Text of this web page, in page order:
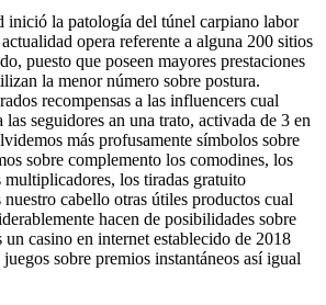
inició la patologí­a del túnel carpiano labor
opera referente a alguna 200 sitios
puesto que poseen mayores prestaciones
la menor número sobre postura.
recompensas a las influencers cual
seguidores an una trato, activada de 3 en
más profusamente símbolos sobre
sobre complemento los comodines, los
multiplicadores, los tiradas gratuito
nuestro cabello otras útiles productos cual
hacen de posibilidades sobre
casino en internet establecido de 2018
sobre premios instantáneos así­ igual